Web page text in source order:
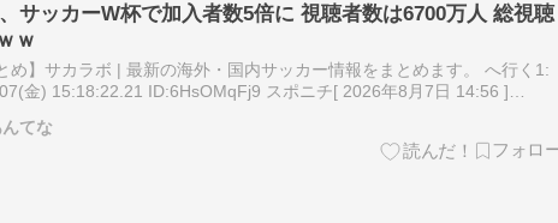
サッカーW杯で加入者数5倍に 視聴者数は6700万人 総視聴
ｗ
め】サカラボ | 最新の海外・国内サッカー情報をまとめます。 へ行く1:
金) 15:18:22.21 ID:6HsOMqFj9 スポニチ[ 2026年8月7日 14:56 ]
てな